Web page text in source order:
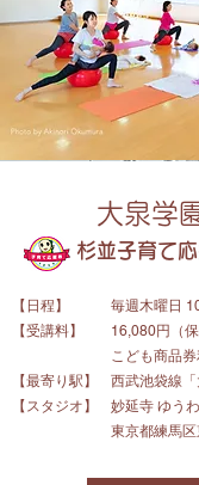
大泉学
【日程】
​【受講料】
【最寄り駅】
【スタジオ】
毎週木曜日
16,080円（保
こども商品
西武池袋線
妙延寺 ゆう
東京都練馬
杉並子育て